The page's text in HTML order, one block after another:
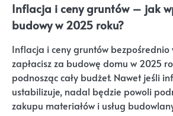
Inflacja i ceny gruntów – jak
budowy w 2025 roku?
Inflacja i ceny gruntów bezpośrednio
zapłacisz za budowę domu w 2025
podnosząc cały budżet. Nawet jeśli
ustabilizuje, nadal będzie powoli
zakupu materiałów i usług